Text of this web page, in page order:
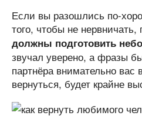
Если вы разошлись по-
того, чтобы не
должны подготовить
звучал уверено, а фразы
партнёра внимательно
вернуться, будет крайне